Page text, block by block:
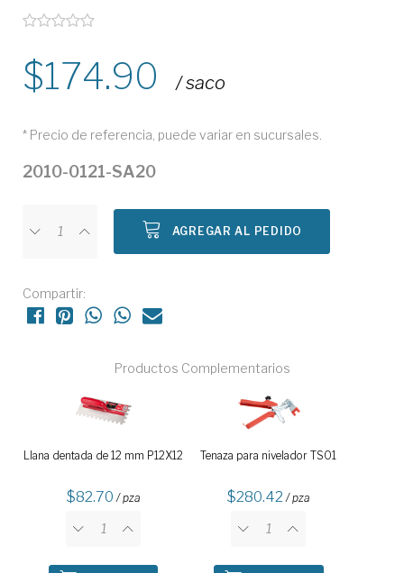
174.90 / saco
* Precio de referencia, puede variar en sucursales.
2010-0121-SA20
AGREGAR AL PEDIDO
Compartir:
Productos Complementarios
Llana dentada de 12 mm P12X12
82.70 / pza
Tenaza para nivelador TS01
280.42 / pza